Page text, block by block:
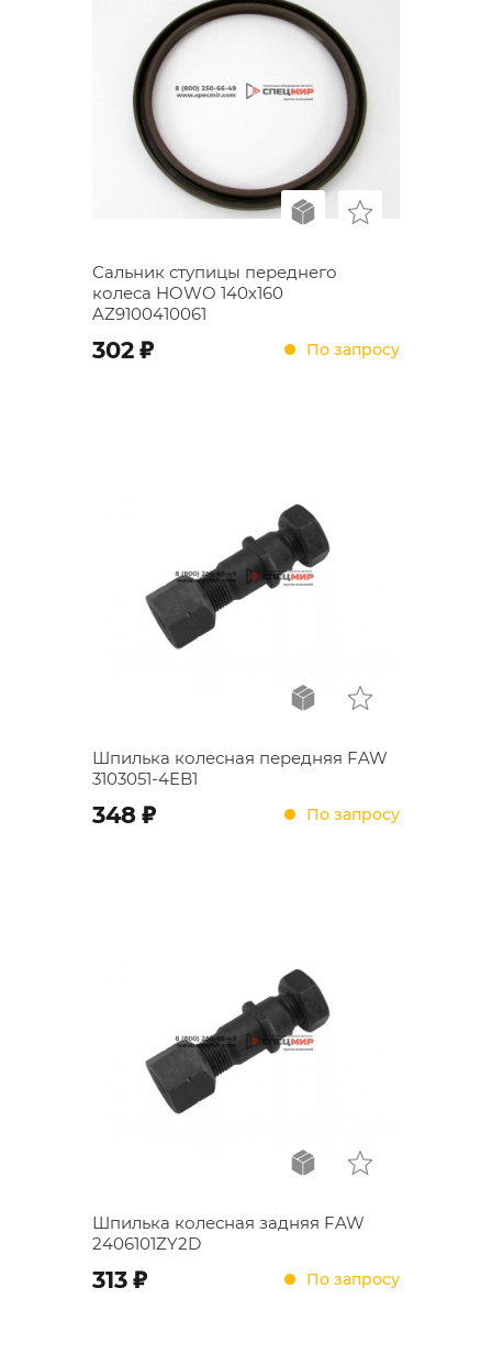
Сальник ступицы переднего
колеса HOWO 140х160
AZ9100410061
302 ; По запросу
Шпилька колесная передняя FAW
3103051-4EB1
348 ; По запросу
Шпилька колесная задняя FAW
2406101ZY2D
313 ; По запросу